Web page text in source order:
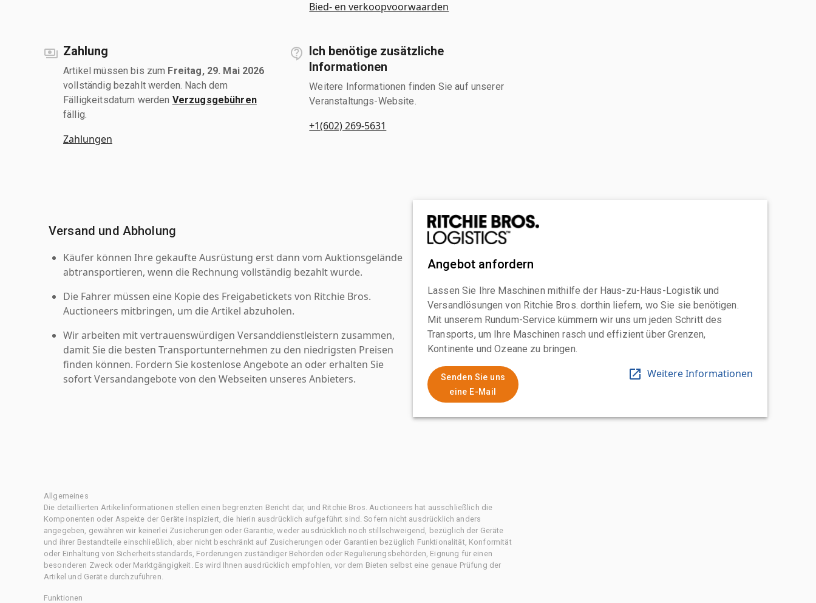
Bied- en verkoopvoorwaarden
Zahlung
Artikel müssen bis zum Freitag, 29. Mai 2026
vollständig bezahlt werden. Nach dem
Fälligkeitsdatum werden Verzugsgebühren
fällig.
Zahlungen
Ich benötige zusätzliche
Informationen
Weitere Informationen finden Sie auf unserer
Veranstaltungs-Website.
+1(602) 269-5631
Versand und Abholung
Käufer können Ihre gekaufte Ausrüstung erst dann vom Auktionsgelände
abtransportieren, wenn die Rechnung vollständig bezahlt wurde.
Die Fahrer müssen eine Kopie des Freigabetickets von Ritchie Bros.
Auctioneers mitbringen, um die Artikel abzuholen.
Wir arbeiten mit vertrauenswürdigen Versanddienstleistern zusammen,
damit Sie die besten Transportunternehmen zu den niedrigsten Preisen
finden können. Fordern Sie kostenlose Angebote an oder erhalten Sie
sofort Versandangebote von den Webseiten unseres Anbieters.
Angebot anfordern
Lassen Sie Ihre Maschinen mithilfe der Haus-zu-Haus-Logistik und
Versandlösungen von Ritchie Bros. dorthin liefern, wo Sie sie benötigen.
Mit unserem Rundum-Service kümmern wir uns um jeden Schritt des
Transports, um Ihre Maschinen rasch und effizient über Grenzen,
Kontinente und Ozeane zu bringen.
Senden Sie uns
eine E-Mail
Weitere Informationen
Allgemeines
Die detaillierten Artikelinformationen stellen einen begrenzten Bericht dar, und Ritchie Bros. Auctioneers hat ausschließlich die
Komponenten oder Aspekte der Geräte inspiziert, die hierin ausdrücklich aufgeführt sind. Sofern nicht ausdrücklich anders
angegeben, gewähren wir keinerlei Zusicherungen oder Garantie, weder ausdrücklich noch stillschweigend, bezüglich der Geräte
und ihrer Bestandteile einschließlich, aber nicht beschränkt auf Zusicherungen oder Garantien bezüglich Funktionalität, Konformität
oder Einhaltung von Sicherheitsstandards, Forderungen zuständiger Behörden oder Regulierungsbehörden, Eignung für einen
besonderen Zweck oder Marktgängigkeit. Es wird Ihnen ausdrücklich empfohlen, vor dem Bieten selbst eine genaue Prüfung der
Artikel und Geräte durchzuführen.
Funktionen